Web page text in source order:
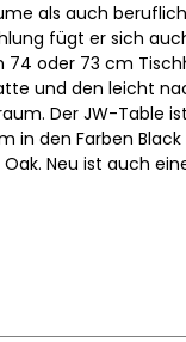
als auch
fügt er sich
74 oder 73 cm
und den leicht
Der JW-Table
in den Farben Black
Neu ist auch